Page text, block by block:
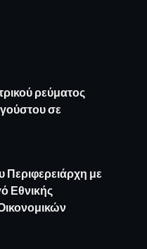
ρεύματος
σε
Περιφερειάρχη με
Εθνικής